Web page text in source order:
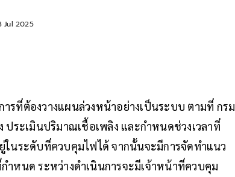
Jul 2025
รที่ต้องวางแผนล่วงหน้าอย่างเป็นระบบ ตามที่ กรม
ประเมินปริมาณเชื้อเพลิง และกำหนดช่วงเวลาที่
ในระดับที่ควบคุมไฟได้ จากนั้นจะมีการจัดทำแนว
หนด ระหว่างดำเนินการจะมีเจ้าหน้าที่ควบคุม